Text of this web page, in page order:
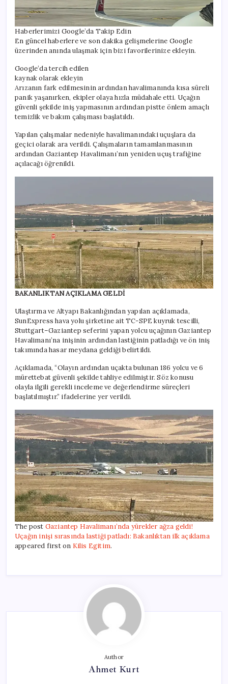
Haberlerimizi Google’da Takip Edin
En güncel haberlere ve son dakika gelişmelerine Google
üzerinden anında ulaşmak için bizi favorilerinize ekleyin.
Google’da tercih edilen
kaynak olarak ekleyin
Arızanın fark edilmesinin ardından havalimanında kısa süreli
panik yaşanırken, ekipler olaya hızla müdahale etti. Uçağın
güvenli şekilde iniş yapmasının ardından pistte önlem amaçlı
temizlik ve bakım çalışması başlatıldı.
Yapılan çalışmalar nedeniyle havalimanındaki uçuşlara da
geçici olarak ara verildi. Çalışmaların tamamlanmasının
ardından Gaziantep Havalimanı’nın yeniden uçuş trafiğine
açılacağı öğrenildi.
BAKANLIKTAN AÇIKLAMA GELDİ
Ulaştırma ve Altyapı Bakanlığından yapılan açıklamada,
SunExpress hava yolu şirketine ait TC-SPE kuyruk tescilli,
Stuttgart–Gaziantep seferini yapan yolcu uçağının Gaziantep
Havalimanı’na inişinin ardından lastiğinin patladığı ve ön iniş
takımında hasar meydana geldiği belirtildi.
Açıklamada, “Olayın ardından uçakta bulunan 186 yolcu ve 6
mürettebat güvenli şekilde tahliye edilmiştir. Söz konusu
olayla ilgili gerekli inceleme ve değerlendirme süreçleri
başlatılmıştır.” ifadelerine yer verildi.
The post Gaziantep Havalimanı’nda yürekler ağza geldi!
Uçağın inişi sırasında lastiği patladı: Bakanlıktan ilk açıklama
appeared first on Kilis Egitim.
Author
Ahmet Kurt